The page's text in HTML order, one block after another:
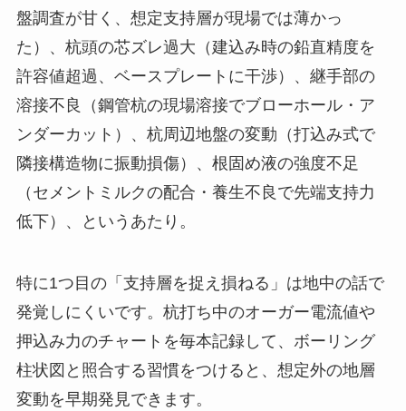
盤調査が甘く、想定支持層が現場では薄かっ
た）、杭頭の芯ズレ過大（建込み時の鉛直精度を
許容値超過、ベースプレートに干渉）、継手部の
溶接不良（鋼管杭の現場溶接でブローホール・ア
ンダーカット）、杭周辺地盤の変動（打込み式で
隣接構造物に振動損傷）、根固め液の強度不足
（セメントミルクの配合・養生不良で先端支持力
低下）、というあたり。
特に1つ目の「支持層を捉え損ねる」は地中の話で
発覚しにくいです。杭打ち中のオーガー電流値や
押込み力のチャートを毎本記録して、ボーリング
柱状図と照合する習慣をつけると、想定外の地層
変動を早期発見できます。